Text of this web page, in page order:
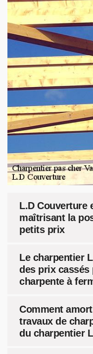
L.D Couverture
maîtrisant la
petits prix
Le charpentier
des prix cassés
charpente à
Comment
travaux de
du charpentier